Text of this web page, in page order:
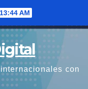
AM
con